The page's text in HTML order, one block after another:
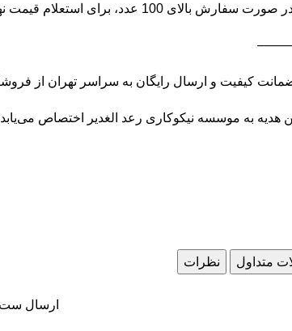
بالای 100 عدد، برای استعلام قیمت نهایی تماس بگیرید.
کیفیت و ارسال رایگان به سراسر تهران از فروشگاه هدایای
هدیه به موسسه نیکوکاری رعد الغدیر اختصاص
متداول نظرات
ارسال